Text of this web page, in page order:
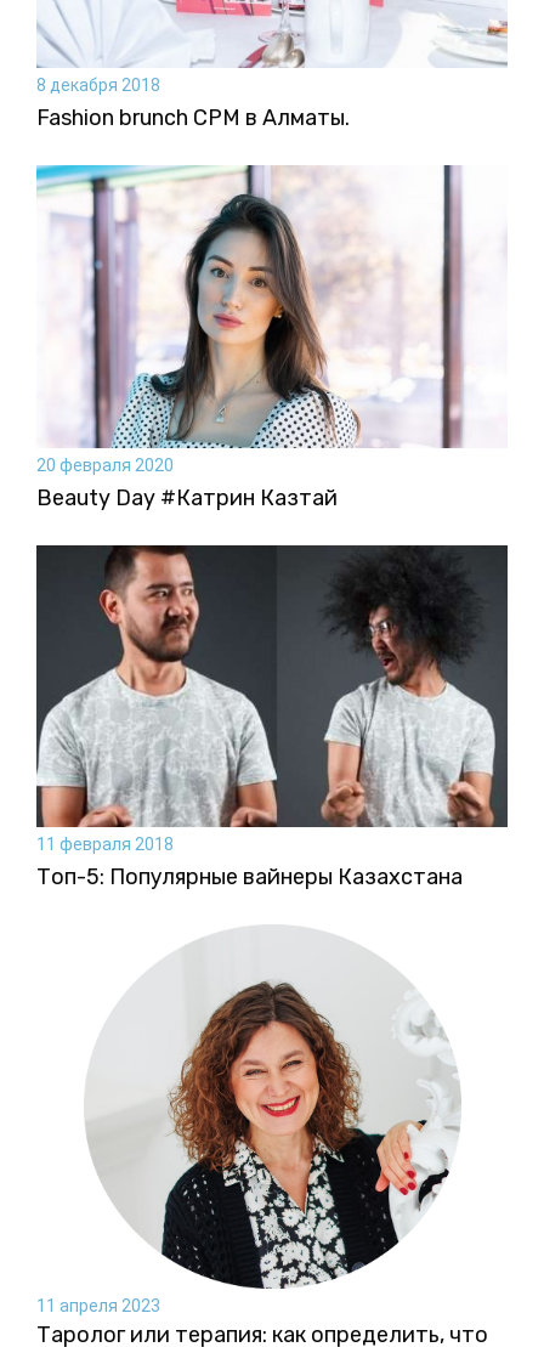
8 декабря 2018
Fashion brunch CPM в Алматы.
20 февраля 2020
Beauty Day #Катрин Казтай
11 февраля 2018
Топ-5: Популярные вайнеры Казахстана
11 апреля 2023
Таролог или терапия: как определить, что